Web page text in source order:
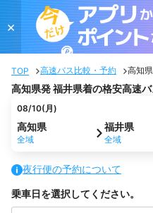
×
TOP 高速バス比較・予約 高知
高知県発 福井県着の格安高速
08/10(月)
高知県
全域
福井県
全域
夜行便の予約について
乗車日を選択してください。